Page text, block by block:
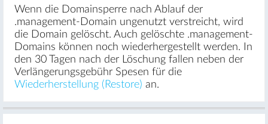
Wenn die Domainsperre nach Ablauf der
.management-Domain ungenutzt verstreicht, wird
die Domain gelöscht. Auch gelöschte .management-
Domains können noch wiederhergestellt werden. In
den 30 Tagen nach der Löschung fallen neben der
Verlängerungsgebühr Spesen für die
Wiederherstellung (Restore) an.